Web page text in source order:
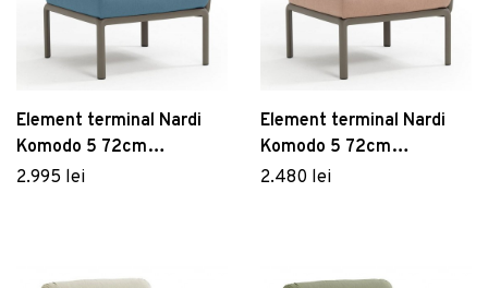
Element terminal Nardi
Komodo 5 72cm
dreapta/stanga cadru
2.995 lei
Element terminal Nardi
Komodo 5 72cm
dreapta/stanga cadru
2.480 lei